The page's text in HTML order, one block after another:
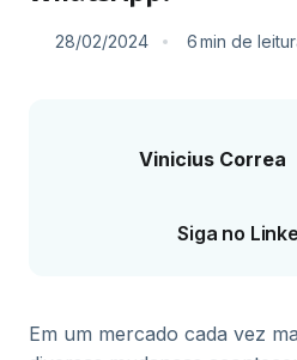
28/02/2024 6min de
Vinicius Correa
Siga no
Em um mercado cada vez